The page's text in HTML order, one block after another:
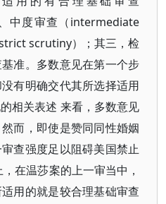
中度审查（intermediate
scrutiny）；其三，检
准。多数意见在第一个步
有明确交代其所选择适用
相关表述 来看，多数意见
而，即使是赞同同性婚姻
查强度足以阻碍美国禁止
在温莎案的上一审当中，
用的就是较合理基础审查